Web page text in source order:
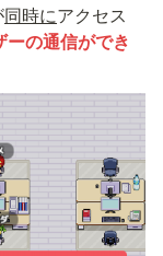
同時にアクセス
の通信ができ